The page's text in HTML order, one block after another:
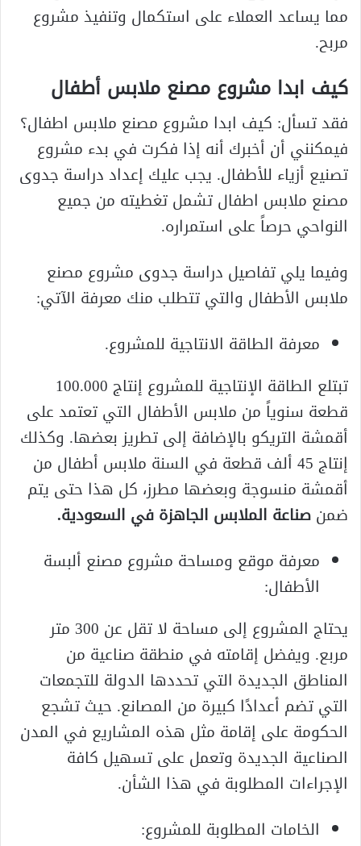
مما يساعد العملاء على استكمال وتنفيذ مشروع
مربح.
كيف ابدا مشروع مصنع ملابس أطفال
فقد تسأل: كيف ابدا مشروع مصنع ملابس اطفال؟
فيمكنني أن أخبرك أنه إذا فكرت في بدء مشروع
تصنيع أزياء للأطفال. يجب عليك إعداد دراسة جدوى
مصنع ملابس اطفال تشمل تغطيته من جميع
النواحي حرصاً على استمراره.
وفيما يلي تفاصيل دراسة جدوى مشروع مصنع
ملابس الأطفال والتي تتطلب منك معرفة الآتي:
معرفة الطاقة الانتاجية للمشروع.
تبتلع الطاقة الإنتاجية للمشروع إنتاج 100.000
قطعة سنوياً من ملابس الأطفال التي تعتمد على
أقمشة التريكو بالإضافة إلى تطريز بعضها. وكذلك
إنتاج 45 ألف قطعة في السنة ملابس أطفال من
أقمشة منسوجة وبعضها مطرز، كل هذا حتى يتم
ضمنصناعة الملابس الجاهزة في السعودية.
معرفة موقع ومساحة مشروع مصنع ألبسة
الأطفال:
يحتاج المشروع إلى مساحة لا تقل عن 300 متر
مربع. ويفضل إقامته في منطقة صناعية من
المناطق الجديدة التي تحددها الدولة للتجمعات
التي تضم أعدادًا كبيرة من المصانع. حيث تشجع
الحكومة على إقامة مثل هذه المشاريع في المدن
الصناعية الجديدة وتعمل على تسهيل كافة
الإجراءات المطلوبة في هذا الشأن.
الخامات المطلوبة للمشروع: